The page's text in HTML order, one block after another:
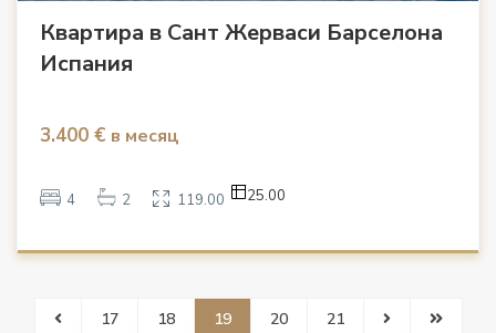
Квартира в Сант Жерваси Барселона
Испания
3.400 € в месяц
4 2 119.00 25.00
17 18 19 20 21